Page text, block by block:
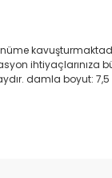
ihtiyaçlarınıza
damla boyut: 7,5